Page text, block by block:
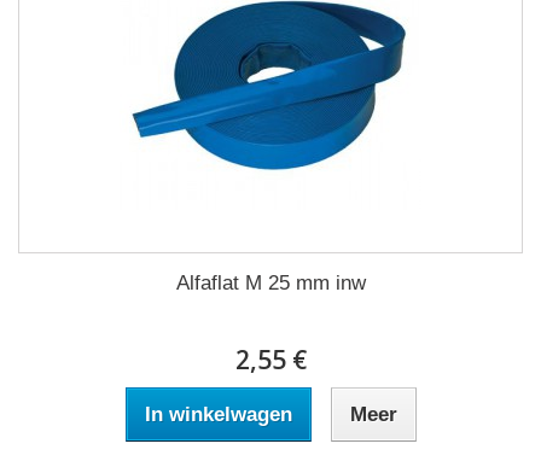
Alfaflat M 25 mm inw
2,55 €
In winkelwagen Meer